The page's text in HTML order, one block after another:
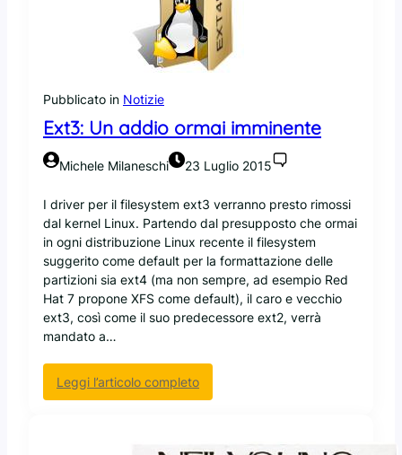
w
s
1
0
c
l
u
e
r
à
a
g
g
i
n
a
Pubblicato in Notizie
Ext3: Un addio ormai imminente
Michele Milaneschi 23 Luglio 2015
I driver per il filesystem ext3 verranno presto rimossi
dal kernel Linux. Partendo dal presupposto che ormai
in ogni distribuzione Linux recente il filesystem
suggerito come default per la formattazione delle
partizioni sia ext4 (ma non sempre, ad esempio Red
Hat 7 propone XFS come default), il caro e vecchio
ext3, così come il suo predecessore ext2, verrà
mandato a…
Leggi l’articolo completo:
E